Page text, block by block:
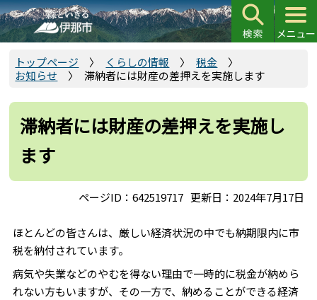
こ
の
ペ
トップページ くらしの情報
税金
お知らせ
滞納者には財産の差押えを実施します
滞納者には財産の差押えを実施し
ます
ページID：642519717 更新日：2024年7月17日
ほとんどの皆さんは、厳しい経済状況の中でも納期限内に市
税を納付されています。
病気や失業などのやむを得ない理由で一時的に税金が納めら
れない方もいますが、その一方で、納めることができる経済